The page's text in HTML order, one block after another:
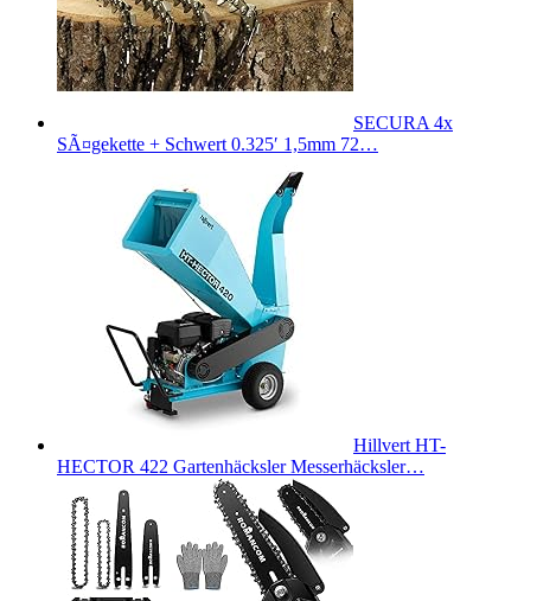
SECURA 4x
SÃ¤gekette + Schwert 0.325′ 1,5mm 72…
Hillvert HT-
HECTOR 422 Gartenhäcksler Messerhäcksler…